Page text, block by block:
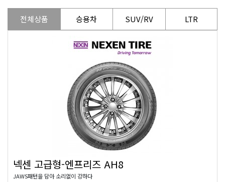
전체상품 승용차 SUV/RV LTR
넥센 고급형-엔프리즈 AH8
JAWS패턴을 담아 소리없이 강하다